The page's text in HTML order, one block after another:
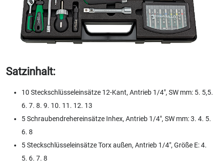
Satzinhalt:
10 Steckschlüsseleinsätze 12-Kant, Antrieb 1/4", SW mm: 5. 5,5.
6. 7. 8. 9. 10. 11. 12. 13
5 Schraubendrehereinsätze Inhex, Antrieb 1/4", SW mm: 3. 4. 5.
6. 8
5 Steckschlüsseleinsätze Torx außen, Antrieb 1/4", Größe E: 4.
5. 6. 7. 8